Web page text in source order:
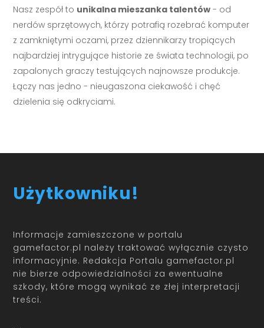
Nasz zespół to unikalna mieszanka talentów - od
nerdów sprzętowych, którzy potrafią rozebrać komputer
z zamkniętymi oczami, przez dziennikarzy tropiących
najbardziej intrygujące historie ze świata technologii, po
zapalonych graczy testujących najnowsze produkcje.
Łączy nas jedno - nieugaszona ciekawość i chęć
dzielenia się odkryciami.
Użytkowniku!
Informacje zamieszczone w portalu
gamefactor.pl należy traktować wyłącznie czysto
informacyjnie. Redakcja Portalu gamefactor.pl
nie bierze odpowiedzialności za ewentualne
szkody, które mogą wynikać ze złej interpretacji
treści.